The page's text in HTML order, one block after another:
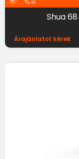
Shua
Árajánlatot kérek